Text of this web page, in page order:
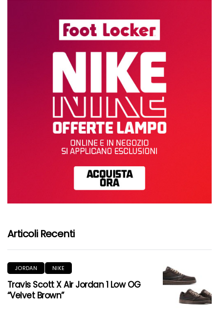
Articoli Recenti
JORDAN NIKE
Travis Scott X Air Jordan 1 Low OG
“Velvet Brown”